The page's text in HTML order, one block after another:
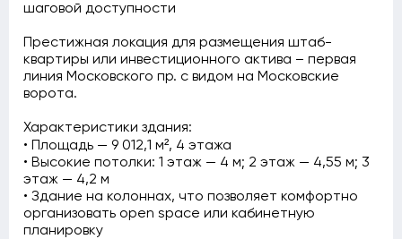
шаговой доступности
Престижная локация для размещения штаб-
квартиры или инвестиционного актива – первая
линия Московского пр. с видом на Московские
ворота.
Характеристики здания:
• Площадь — 9 012,1 м², 4 этажа
• Высокие потолки: 1 этаж — 4 м; 2 этаж — 4,55 м; 3
этаж — 4,2 м
• Здание на колоннах, что позволяет комфортно
организовать open space или кабинетную
планировку